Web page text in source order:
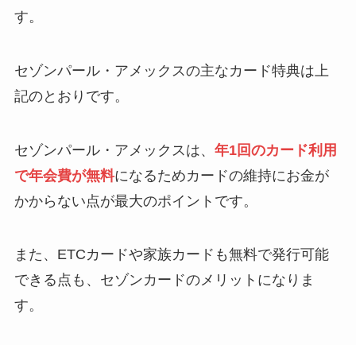
す。
セゾンパール・アメックスの主なカード特典は上
記のとおりです。
セゾンパール・アメックスは、 年1回のカード利用
で年会費が無料になるためカードの維持にお金が
かからない点が最大のポイントです。
また、ETCカードや家族カードも無料で発行可能
できる点も、セゾンカードのメリットになりま
す。